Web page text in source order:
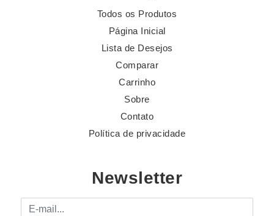
Todos os Produtos
Página Inicial
Lista de Desejos
Comparar
Carrinho
Sobre
Contato
Política de privacidade
Newsletter
E-mail